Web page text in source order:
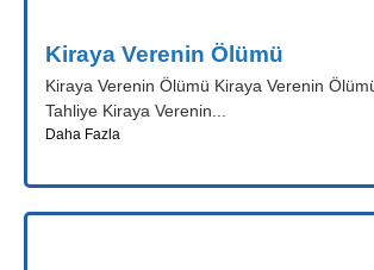
Kiraya Verenin Ölümü
Kiraya Verenin Ölümü Kiraya Verenin
Tahliye Kiraya Verenin...
Daha Fazla